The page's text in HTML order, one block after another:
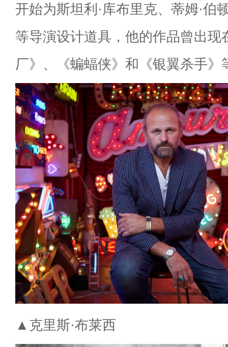
开始为斯坦利·库布里克、蒂姆·伯
等导演设计道具，他的作品曾出现
厂》、《蝙蝠侠》和《银翼杀手》
▲克里斯·布莱西